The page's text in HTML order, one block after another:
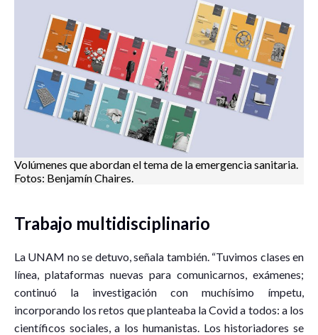
Volúmenes que abordan el tema de la emergencia sanitaria.
Fotos: Benjamín Chaires.
Trabajo multidisciplinario
La UNAM no se detuvo, señala también. “Tuvimos clases en
línea, plataformas nuevas para comunicarnos, exámenes;
continuó la investigación con muchísimo ímpetu,
incorporando los retos que planteaba la Covid a todos: a los
científicos sociales, a los humanistas. Los historiadores se